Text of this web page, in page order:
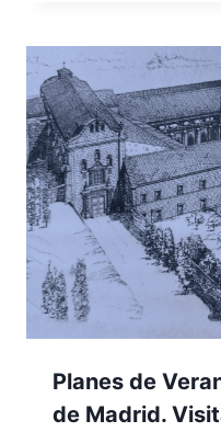
Planes de
de Madrid.